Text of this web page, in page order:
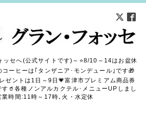
ッセへ(公式サイトです)～⭐8/10～14はお盆休
コーヒーは｢タンザニア･モンデュール｣です🎁
ゼントは1日～9日💗富津市プレミアム商品券
🥤各種ノンアルカクテル･メニューUPしまし
業時間:11時～17時､火・水定休